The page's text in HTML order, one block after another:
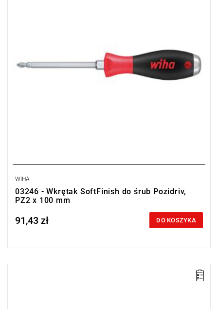
WIHA
03246 - Wkrętak SoftFinish do śrub Pozidriv,
PZ2 x 100 mm
Price tax included
91,43 zł DO KOSZYKA